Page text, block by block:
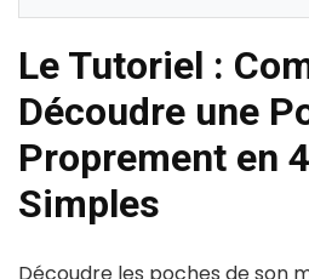
Le Tutoriel :
Découdre une
Proprement en
Simples